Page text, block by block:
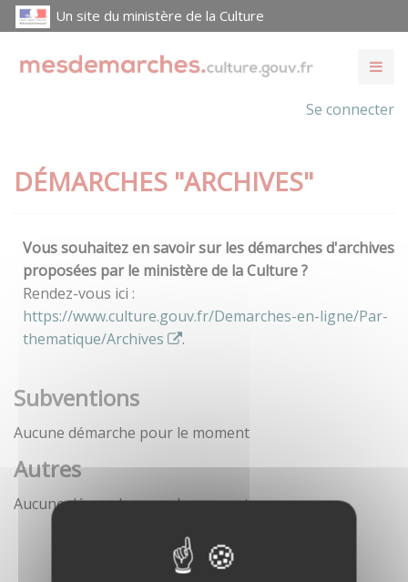
Un site du ministère de la Culture
Se connecter
DÉMARCHES "ARCHIVES"
Vous souhaitez en savoir sur les démarches d'archives
proposées par le ministère de la Culture ?
Rendez-vous ici :
https://www.culture.gouv.fr/Demarches-en-ligne/Par-
thematique/Archives
.
Subventions
Aucune démarche pour le moment
Autres
Aucune démarche pour le moment